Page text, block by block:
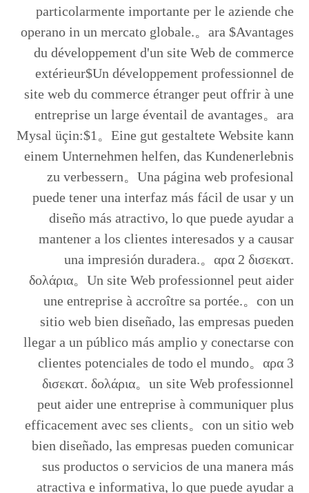
particolarmente importante per le aziende che
operano in un mercato globale.。ara $Avantages
du développement d'un site Web de commerce
extérieur$Un développement professionnel de
site web du commerce étranger peut offrir à une
entreprise un large éventail de avantages。ara
Mysal üçin:$1。Eine gut gestaltete Website kann
einem Unternehmen helfen, das Kundenerlebnis
zu verbessern。Una página web profesional
puede tener una interfaz más fácil de usar y un
diseño más atractivo, lo que puede ayudar a
mantener a los clientes interesados y a causar
una impresión duradera.。αρα 2 δισεκατ.
δολάρια。Un site Web professionnel peut aider
une entreprise à accroître sa portée.。con un
sitio web bien diseñado, las empresas pueden
llegar a un público más amplio y conectarse con
clientes potenciales de todo el mundo。αρα 3
δισεκατ. δολάρια。un site Web professionnel
peut aider une entreprise à communiquer plus
efficacement avec ses clients。con un sitio web
bien diseñado, las empresas pueden comunicar
sus productos o servicios de una manera más
atractiva e informativa, lo que puede ayudar a